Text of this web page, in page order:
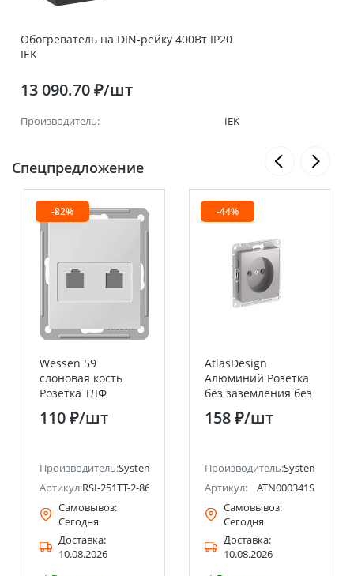
Обогреватель на DIN-рейку 400Вт IP20
IEK
13 090.70 ₽/шт
Производитель: IEK
Спецпредложение
(ранее Schneider Electric)
-82%
Wessen 59
слоновая кость
Розетка ТЛФ
двойная RJ11
Systeme Electric
110 ₽/шт
Производитель:Systeme Electric (ранее Schneider Electric)
Артикул:RSI-251TT-2-86
Самовывоз:
Сегодня
Доставка:
10.08.2026
-44%
AtlasDesign
Алюминий Розетка
без заземления без
шторок, 16А, мех.,
быстрозажим.
158 ₽/шт
Производитель:Systeme
Артикул:
ATN000341S
Самовывоз:
Сегодня
Доставка:
10.08.2026